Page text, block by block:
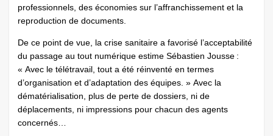
professionnels, des économies sur l’affranchissement et la
reproduction de documents.
De ce point de vue, la crise sanitaire a favorisé l’acceptabilité
du passage au tout numérique estime Sébastien Jousse :
« Avec le télétravail, tout a été réinventé en termes
d’organisation et d’adaptation des équipes. » Avec la
dématérialisation, plus de perte de dossiers, ni de
déplacements, ni impressions pour chacun des agents
concernés…